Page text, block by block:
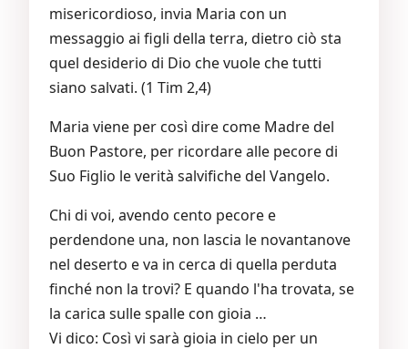
misericordioso, invia Maria con un
messaggio ai figli della terra, dietro ciò sta
quel desiderio di Dio che vuole che tutti
siano salvati. (1 Tim 2,4)
Maria viene per così dire come Madre del
Buon Pastore, per ricordare alle pecore di
Suo Figlio le verità salvifiche del Vangelo.
Chi di voi, avendo cento pecore e
perdendone una, non lascia le novantanove
nel deserto e va in cerca di quella perduta
finché non la trovi? E quando l'ha trovata, se
la carica sulle spalle con gioia …
Vi dico: Così vi sarà gioia in cielo per un